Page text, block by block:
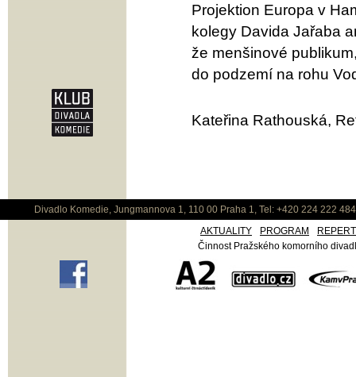
Projektion Europa v
kolegy Davida Jařaba
že menšinové
do podzemí na rohu
Kateřina Rathouská,
Divadlo Komedie, Jungmannova 1, 110 00 Praha 1, Tel: +420 224 222
AKTUALITY
PROGRAM
Činnost Pražského komorního